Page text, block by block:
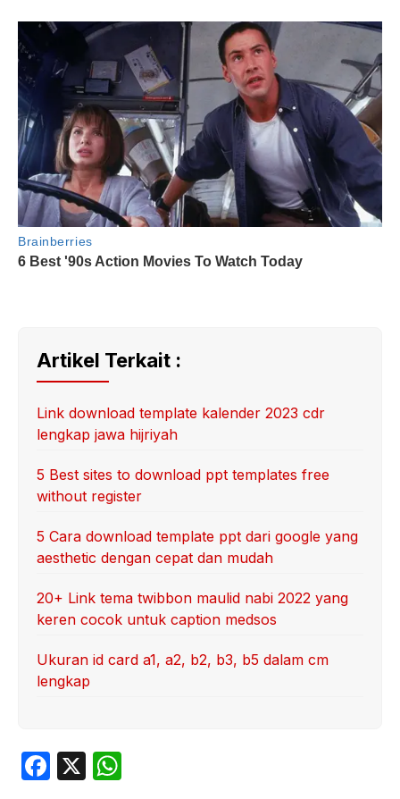
Artikel Terkait :
Link download template kalender 2023 cdr
lengkap jawa hijriyah
5 Best sites to download ppt templates free
without register
5 Cara download template ppt dari google yang
aesthetic dengan cepat dan mudah
20+ Link tema twibbon maulid nabi 2022 yang
keren cocok untuk caption medsos
Ukuran id card a1, a2, b2, b3, b5 dalam cm
lengkap
F
X